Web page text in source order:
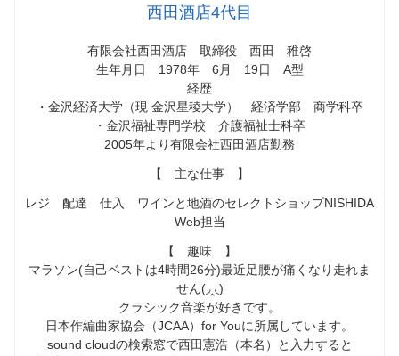
西田酒店4代目
有限会社西田酒店 取締役 西田 稚啓
生年月日 1978年 6月 19日 A型
経歴
・金沢経済大学（現 金沢星稜大学） 経済学部 商学科卒
・金沢福祉専門学校 介護福祉士科卒
2005年より有限会社西田酒店勤務
【 主な仕事 】
レジ 配達 仕入 ワインと地酒のセレクトショップNISHIDA
Web担当
【 趣味 】
マラソン(自己ベストは4時間26分)最近足腰が痛くなり走れま
せん(◞‸◟)
クラシック音楽が好きです。
日本作編曲家協会（JCAA）for Youに所属しています。
sound cloudの検索窓で西田憲浩（本名）と入力すると